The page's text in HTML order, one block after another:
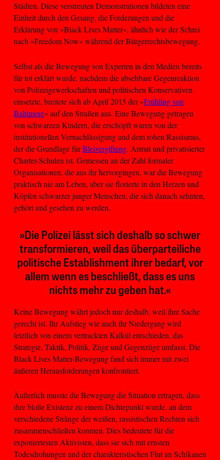
Städten. Diese verstreuten Demonstrationen bildeten eine
Einheit durch den Gesang, die Forderungen und die
Erklärung von »Black Lives Matter«, ähnlich wie der Schrei
nach »Freedom Now« während der Bürgerrechtsbewegung.
Selbst als die Bewegung von Experten in den Medien bereits
für tot erklärt wurde, nachdem die absehbare Gegenreaktion
von Polizeigewerkschaften und politischen Konservativen
einsetzte, breitete sich ab April 2015 der »Frühling von
Baltimore« auf den Straßen aus. Eine Bewegung getragen
von schwarzen Kindern, die erschöpft waren von der
institutionellen Vernachlässigung und dem rohen Rassismus,
der die Grundlage fürBleivergiftung, Armut und privatisierter
Charter-Schulen ist. Gemessen an der Zahl formaler
Organisationen, die aus ihr hervorgingen, war die Bewegung
praktisch nie am Leben, aber sie florierte in den Herzen und
Köpfen schwarzer junger Menschen, die sich danach sehnten,
gehört und gesehen zu werden.
»Die Polizei lässt sich deshalb so schwer
transformieren, weil das überparteiliche
politische Establishment ihrer bedarf, vor
allem wenn es beschließt, dass es uns
nichts mehr zu geben hat.«
Keine Bewegung währt jedoch nur deshalb, weil ihre Sache
gerecht ist. Ihr Aufstieg wie auch ihr Niedergang wird
letztlich von einem vertrackten Kalkül entschieden, das
Strategie, Taktik, Politik, Züge und Gegenzüge umfasst. Die
Black Lives Matter-Bewegung fand sich immer mit zwei
äußeren Herausforderungen konfrontiert.
Äußerlich musste die Bewegung die Situation ertragen, dass
ihre bloße Existenz zu einem Dichtepunkt wurde, an dem
verschiedene Stränge der weißen, rassistischen Rechten sich
zusammenschließen konnten. Dies bedeutete für die
exponiertesten Aktivisten, dass sie sich mit ernsten
Todesdrohungen und der charakteristischen Flut an Schikanen